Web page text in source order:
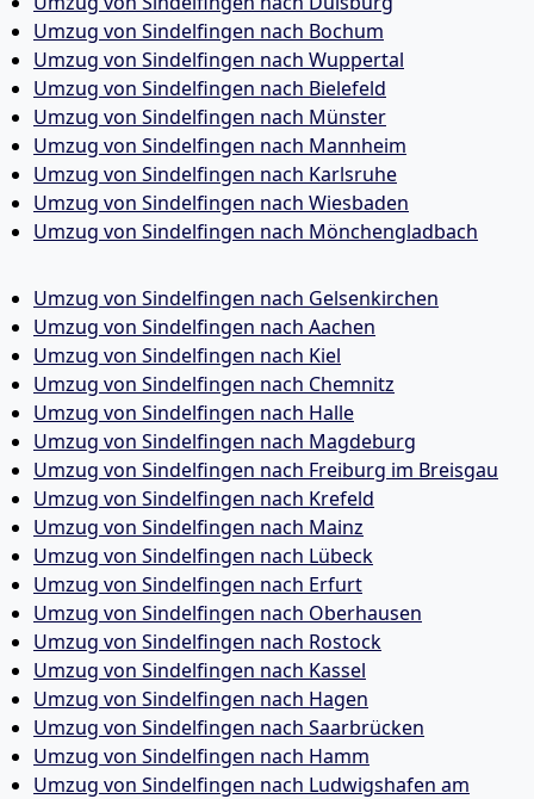
Umzug von Sindelfingen nach Bochum
Umzug von Sindelfingen nach Wuppertal
Umzug von Sindelfingen nach Bielefeld
Umzug von Sindelfingen nach Münster
Umzug von Sindelfingen nach Mannheim
Umzug von Sindelfingen nach Karlsruhe
Umzug von Sindelfingen nach Wiesbaden
Umzug von Sindelfingen nach Mönchen­gladbach
Umzug von Sindelfingen nach Gelsenkirchen
Umzug von Sindelfingen nach Aachen
Umzug von Sindelfingen nach Kiel
Umzug von Sindelfingen nach Chemnitz
Umzug von Sindelfingen nach Halle
Umzug von Sindelfingen nach Magdeburg
Umzug von Sindelfingen nach Freiburg im Breisgau
Umzug von Sindelfingen nach Krefeld
Umzug von Sindelfingen nach Mainz
Umzug von Sindelfingen nach Lübeck
Umzug von Sindelfingen nach Erfurt
Umzug von Sindelfingen nach Oberhausen
Umzug von Sindelfingen nach Rostock
Umzug von Sindelfingen nach Kassel
Umzug von Sindelfingen nach Hagen
Umzug von Sindelfingen nach Saarbrücken
Umzug von Sindelfingen nach Hamm
Umzug von Sindelfingen nach Ludwigshafen am